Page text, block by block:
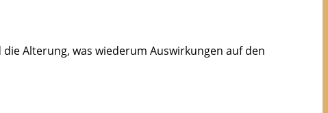
Alterung, was wiederum Auswirkungen auf den